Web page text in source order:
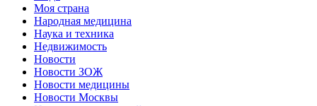
Моя страна
Народная медицина
Наука и техника
Недвижимость
Новости
Новости ЗОЖ
Новости медицины
Новости Москвы